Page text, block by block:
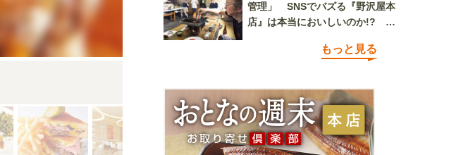
管理」 SNSでバズる『野沢屋本
店』は本当においしいのか!? い
もっと見る